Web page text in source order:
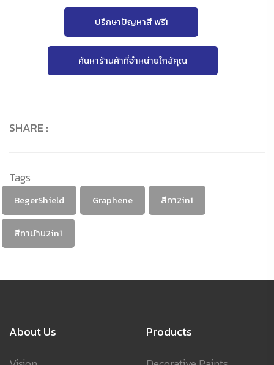
ปรึกษาปัญหาสี ฟรี!
ค้นหาร้านค้าที่จำหน่ายใกล้คุณ
SHARE :
Tags
BegerShield Graphene สีทา2in1
สีทาบ้าน2in1
About Us
Products